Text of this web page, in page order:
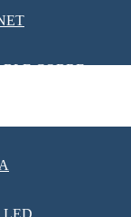
COBRE
LED